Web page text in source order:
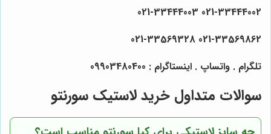
021-33444002 021-33444003
021-33569862
021-33569328
تلگرام . واتساپ . اینستاگرام : 09903480400
سوالات متداول خرید لاستیک سورنتو